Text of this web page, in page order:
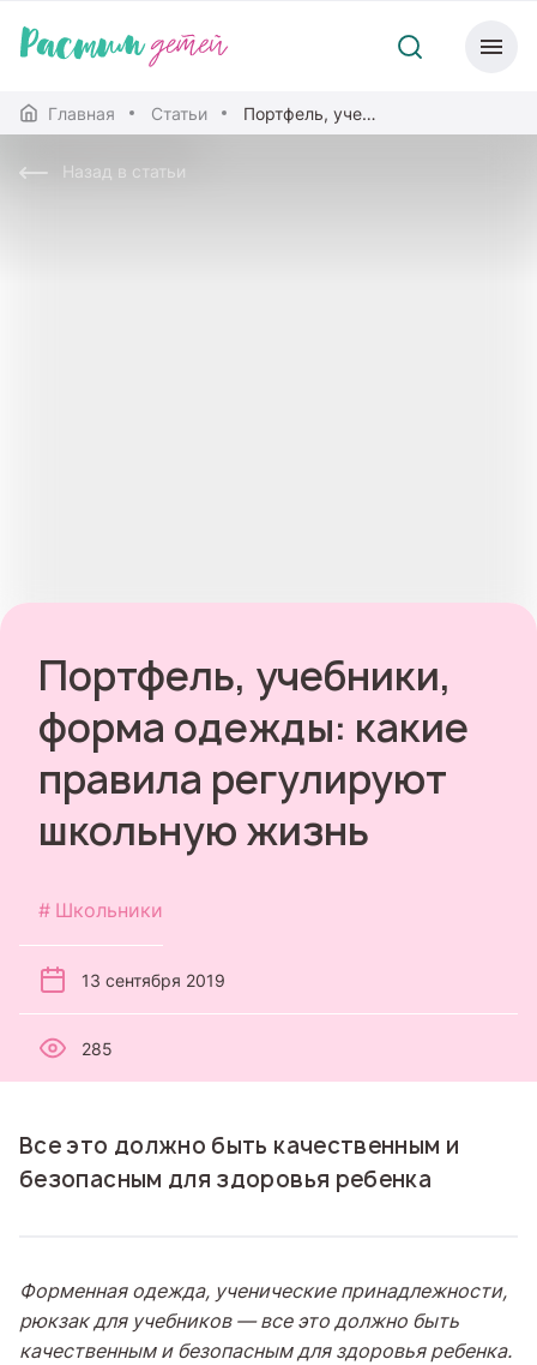
Главная Статьи Портфель, учебники, форма одежды: какие правила регулируют школьную жизнь
Назад в статьи
Портфель, учебники,
форма одежды: какие
правила регулируют
школьную жизнь
Школьники
13 сентября 2019
285
Все это должно быть качественным и
безопасным для здоровья ребенка
Форменная одежда, ученические принадлежности,
рюкзак для учебников — все это должно быть
качественным и безопасным для здоровья ребенка.